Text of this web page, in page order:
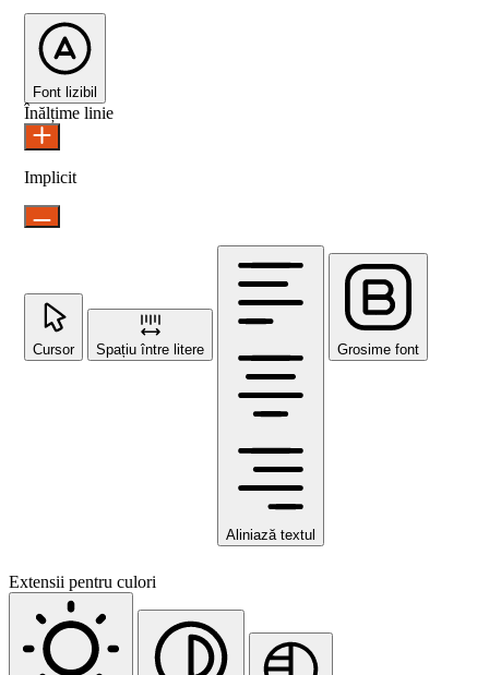
Font lizibil
Înălțime linie
Implicit
Cursor Spațiu între litere
Aliniază textul
Grosime font
Extensii pentru culori